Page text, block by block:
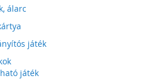
álarc
játék
játék